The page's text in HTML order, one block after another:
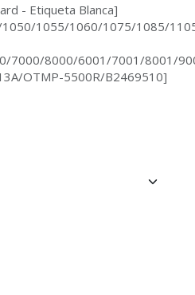
- Etiqueta Blanca]
1055/1060/1075/1085/
7000/8000/6001/7001/8001/
OTMP-5500R/B2469510]